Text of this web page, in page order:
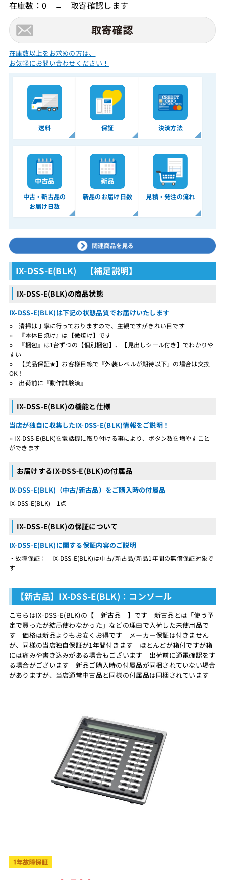
在庫数：0 → 取寄確認します
在庫数以上をお求めの方は、
お気軽にお問い合わせください！
送料 保証 決済方法
中古・新古品の
お届け日数
新品のお届け日数 見積・発注の流れ
IX-DSS-E(BLK) 【補足説明】
IX-DSS-E(BLK)の商品状態
IX-DSS-E(BLK)は下記の状態品質でお届けいたします
○ 清掃は丁寧に行っておりますので、主観ですがきれい目です
○ 『本体日焼け』は【微焼け】です
○ 『梱包』は1台ずつの【個別梱包】、【見出しシール付き】でわかりや
すい
○ 【美品保証★】お客様目線で『外装レベルが期待以下』の場合は交換
OK！
○ 出荷前に『動作試験済』
IX-DSS-E(BLK)の機能と仕様
当店が独自に収集したIX-DSS-E(BLK)情報をご説明！
○ IX-DSS-E(BLK)を電話機に取り付ける事により、ボタン数を増やすこと
ができます
お届けするIX-DSS-E(BLK)の付属品
IX-DSS-E(BLK)（中古/新古品）をご購入時の付属品
IX-DSS-E(BLK) 1点
IX-DSS-E(BLK)の保証について
IX-DSS-E(BLK)に関する保証内容のご説明
・故障保証： IX-DSS-E(BLK)は中古/新古品/新品1年間の無償保証対象で
す
【新古品】IX-DSS-E(BLK)：コンソール
こちらはIX-DSS-E(BLK)の【 新古品 】です 新古品とは「使う予
定で買ったが結局使わなかった」などの理由で入荷した未使用品で
す 価格は新品よりもお安くお得です メーカー保証は付きません
が、同様の当店独自保証が1年間付きます ほとんどが箱付ですが箱
には痛みや書き込みがある場合もございます 出荷前に通電確認をす
る場合がございます 新品ご購入時の付属品が同梱されていない場合
がありますが、当店通常中古品と同様の付属品は同梱されています